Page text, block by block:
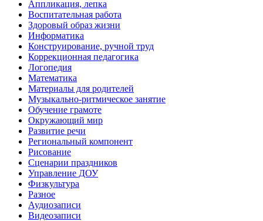
Аппликация, лепка
Воспитательная работа
Здоровый образ жизни
Информатика
Конструирование, ручной труд
Коррекционная педагогика
Логопедия
Математика
Материалы для родителей
Музыкально-ритмическое занятие
Обучение грамоте
Окружающий мир
Развитие речи
Региональный компонент
Рисование
Сценарии праздников
Управление ДОУ
Физкультура
Разное
Аудиозаписи
Видеозаписи